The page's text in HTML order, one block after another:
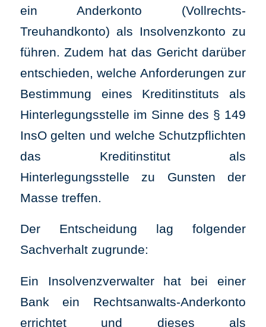
ein Anderkonto (Vollrechts-
Treuhandkonto) als Insolvenzkonto zu
führen. Zudem hat das Gericht darüber
entschieden, welche Anforderungen zur
Bestimmung eines Kreditinstituts als
Hinterlegungsstelle im Sinne des § 149
InsO gelten und welche Schutzpflichten
das Kreditinstitut als
Hinterlegungsstelle zu Gunsten der
Masse treffen.
Der Entscheidung lag folgender
Sachverhalt zugrunde:
Ein Insolvenzverwalter hat bei einer
Bank ein Rechtsanwalts-Anderkonto
errichtet und dieses als